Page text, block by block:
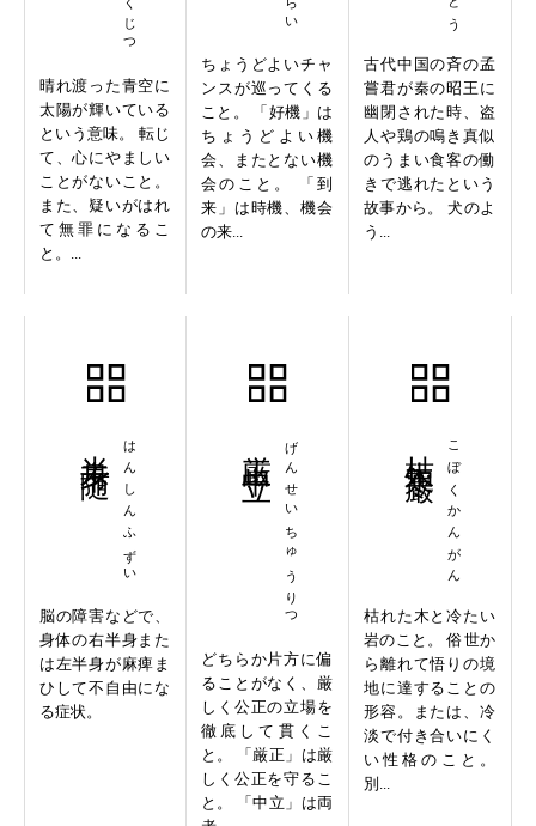
晴れ渡った青空に
太陽が輝いている
という意味。 転じ
て、心にやましい
ことがないこと。
また、疑いがはれ
て無罪になるこ
と。...
ちょうどよいチャ
ンスが巡ってくる
こと。 「好機」は
ちょうどよい機
会、またとない機
会のこと。 「到
来」は時機、機会
の来...
古代中国の斉の孟
嘗君が秦の昭王に
幽閉された時、盗
人や鶏の鳴き真似
のうまい食客の働
きで逃れたという
故事から。 犬のよ
う...
はんしんふずい
脳の障害などで、
身体の右半身また
は左半身が麻痺ま
ひして不自由にな
る症状。
げんせいちゅうりつ
どちらか片方に偏
ることがなく、厳
しく公正の立場を
徹底して貫くこ
と。 「厳正」は厳
しく公正を守るこ
と。 「中立」は両
こぼくかんがん
枯れた木と冷たい
岩のこと。 俗世か
ら離れて悟りの境
地に達することの
形容。または、冷
淡で付き合いにく
い性格のこと。
別...